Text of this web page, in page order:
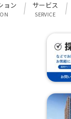
ョン サービス
SERVICE